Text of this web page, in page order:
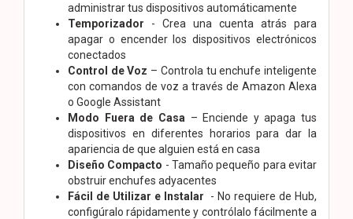
administrar tus dispositivos automáticamente
Temporizador - Crea una cuenta atrás para
apagar o encender los dispositivos electrónicos
conectados
Control de Voz – Controla tu enchufe inteligente
con comandos de voz a través de Amazon Alexa
o Google Assistant
Modo Fuera de Casa – Enciende y apaga tus
dispositivos en diferentes horarios para dar la
apariencia de que alguien está en casa
Diseño Compacto - Tamaño pequeño para evitar
obstruir enchufes adyacentes
Fácil de Utilizar e Instalar - No requiere de Hub,
configúralo rápidamente y contrólalo fácilmente a